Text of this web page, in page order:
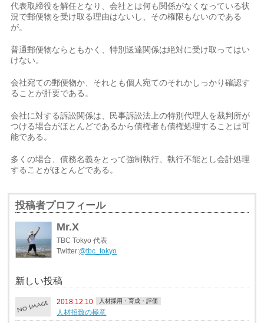
代表取締役を解任となり、会社とは何も関係がなくなっている状
況で郵便物を受け取る理由はないし、その権限もないのである
が。
普通郵便物ならともかく、特別送達関係は絶対に受け取ってはい
けない。
会社宛ての郵便物か、それとも個人宛てのそれかしっかり確認す
ることが肝要である。
会社に対する訴訟関係は、民事訴訟法上の特別代理人を裁判所が
つける場合がほとんどであるから債権者も債権処理することは可
能である。
多くの場合、債務名義をとって強制執行、執行不能とし会計処理
することがほとんどである。
投稿者プロフィール
Mr.X
TBC Tokyo 代表
Twitter:@tbc_tokyo
新しい投稿
2018.12.10 人材採用・育成・評価
人材招致の極意